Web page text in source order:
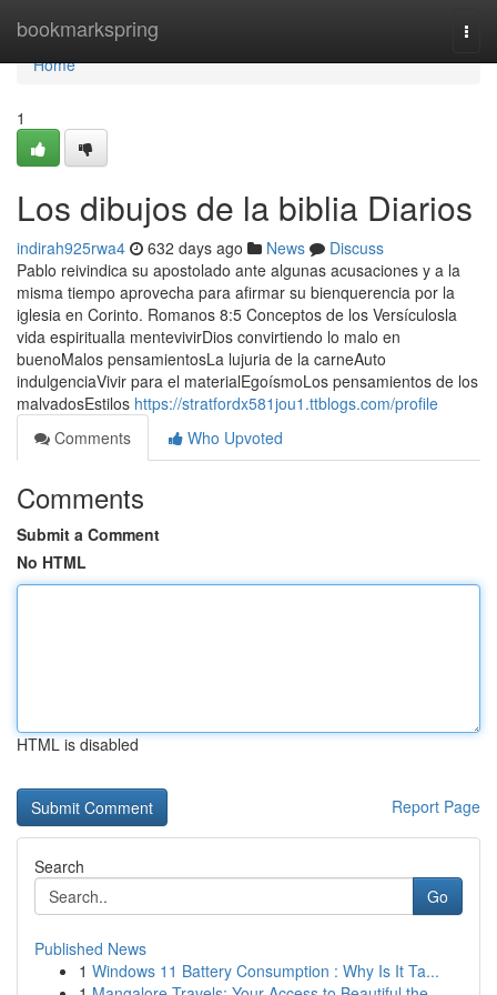
bookmarkspring
Home
Home
1
Los dibujos de la biblia Diarios
indirah925rwa4 632 days ago News
Discuss
Pablo reivindica su apostolado ante algunas acusaciones y a la
misma tiempo aprovecha para afirmar su bienquerencia por la
iglesia en Corinto. Romanos 8:5 Conceptos de los Versículosla
vida espiritualla mentevivirDios convirtiendo lo malo en
buenoMalos pensamientosLa lujuria de la carneAuto
indulgenciaVivir para el materialEgoísmoLos pensamientos de los
malvadosEstilos https://stratfordx581jou1.ttblogs.com/profile
Comments
Who Upvoted
Comments
Submit a Comment
No HTML
HTML is disabled
Report Page
Search
Go
Published News
1 Windows 11 Battery Consumption : Why Is It Ta...